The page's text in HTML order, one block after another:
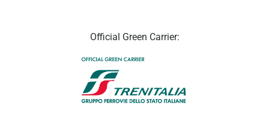
Official Green Carrier: